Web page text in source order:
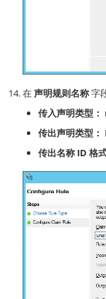
在声明规则名称字
传入声明类型：
传出声明类型：
传出名称 ID 格